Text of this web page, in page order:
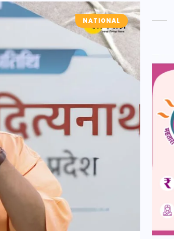
NATIONAL